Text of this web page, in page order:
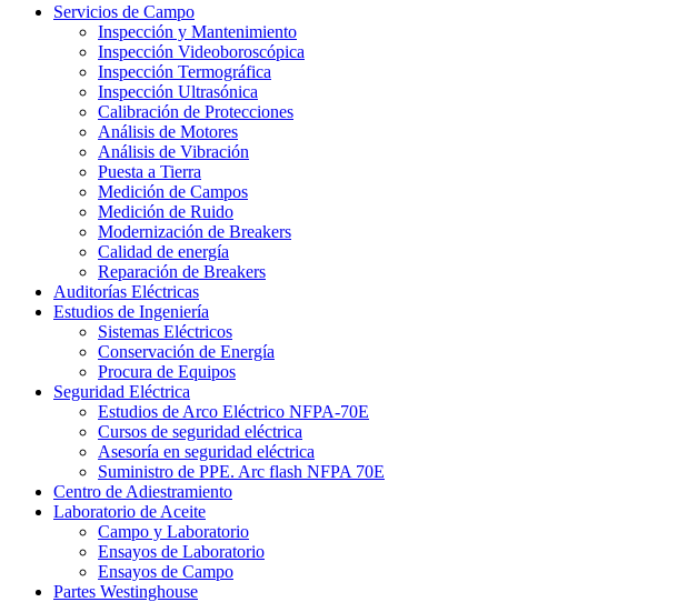
Servicios de Campo
Inspección y Mantenimiento
Inspección Videoboroscópica
Inspección Termográfica
Inspección Ultrasónica
Calibración de Protecciones
Análisis de Motores
Análisis de Vibración
Puesta a Tierra
Medición de Campos
Medición de Ruido
Modernización de Breakers
Calidad de energía
Reparación de Breakers
Auditorías Eléctricas
Estudios de Ingeniería
Sistemas Eléctricos
Conservación de Energía
Procura de Equipos
Seguridad Eléctrica
Estudios de Arco Eléctrico NFPA-70E
Cursos de seguridad eléctrica
Asesoría en seguridad eléctrica
Suministro de PPE. Arc flash NFPA 70E
Centro de Adiestramiento
Laboratorio de Aceite
Campo y Laboratorio
Ensayos de Laboratorio
Ensayos de Campo
Partes Westinghouse